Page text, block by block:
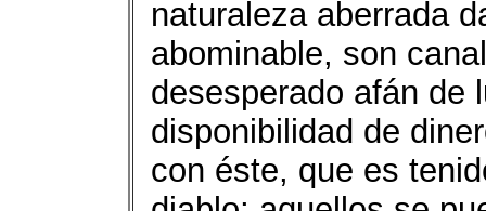
naturaleza aberrada
abominable, son
desesperado afán de
disponibilidad de
con éste, que es